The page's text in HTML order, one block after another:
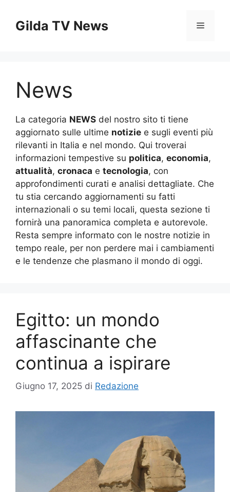
contenuto
Gilda TV News Menu
News
La categoria NEWS del nostro sito ti tiene
aggiornato sulle ultime notizie e sugli eventi più
rilevanti in Italia e nel mondo. Qui troverai
informazioni tempestive su politica, economia,
attualità, cronaca e tecnologia, con
approfondimenti curati e analisi dettagliate. Che
tu stia cercando aggiornamenti su fatti
internazionali o su temi locali, questa sezione ti
fornirà una panoramica completa e autorevole.
Resta sempre informato con le nostre notizie in
tempo reale, per non perdere mai i cambiamenti
e le tendenze che plasmano il mondo di oggi.
Egitto: un mondo
affascinante che
continua a ispirare
Giugno 17, 2025 di Redazione